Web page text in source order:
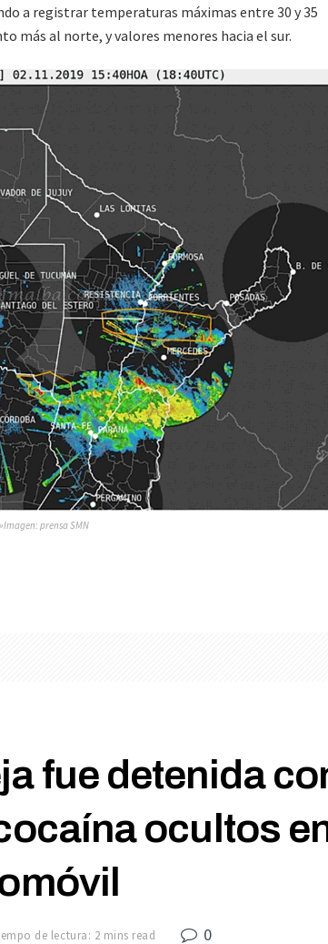
a registrar temperaturas máximas entre 30 y 35
más al norte, y valores menores hacia el sur.
»Imagen: prensa SMN
fue detenida
ocultos
de lectura: 2 mins read 0